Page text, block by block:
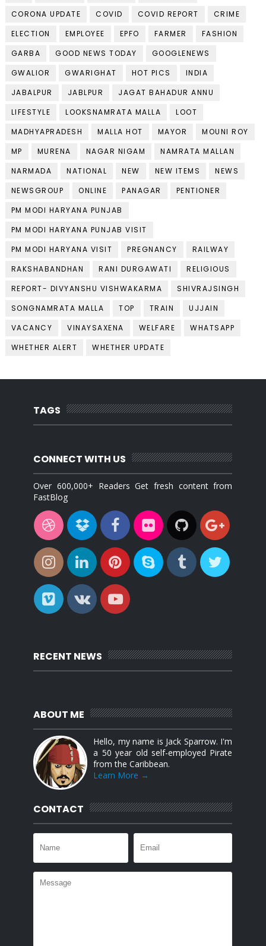
CORONA UPDATE
COVID COVID REPORT
CRIME
ELECTION
EMPLOYEE EPFO FARMER
FASHION
GARBA
GOOD NEWS TODAY
GOOGLENEWS
GWALIOR
GWARIGHAT HOT PICS
INDIA
JABALPUR
JABLPUR
JAGAT BAHADUR ANNU
LIFESTYLE
LOOKSNAMRATA MALLA
LOOT
MADHYAPRADESH
MALLA HOT MAYOR
MOUNI ROY
MP
MURENA NAGAR NIGAM
NAMRATA MALLAN
NARMADA
NATIONAL NEW NEW ITEMS
NEWS
NEWSGROUP
ONLINE PANAGAR
PENTIONER
PM MODI HARYANA PUNJAB
PM MODI HARYANA PUNJAB VISIT
PM MODI HARYANA VISIT
PREGNANCY
RAILWAY
RAKSHABANDHAN
RANI DURGAWATI
RELIGIOUS
REPORT- DIVYANSHU VISHWAKARMA
SHIVRAJSINGH
SONGNAMRATA MALLA
TOP TRAIN
UJJAIN
VACANCY
VINAYSAXENA WELFARE
WHATSAPP
WHETHER ALERT
WHETHER UPDATE
TAGS
CONNECT WITH US
Over 600,000+ Readers Get fresh content from
FastBlog
RECENT NEWS
ABOUT ME
Hello, my name is Jack Sparrow. I'm
a 50 year old self-employed Pirate
from the Caribbean.
Learn More →
CONTACT